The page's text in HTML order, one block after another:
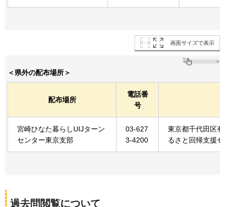
画面サイズで表示
＜県外の配布場所＞
配布場所
電話番
号
宮崎ひなた暮らしUIJターン
センター東京支部
03-627
3-4200
東京都千代田区
るさと回帰支援
過去問閲覧について